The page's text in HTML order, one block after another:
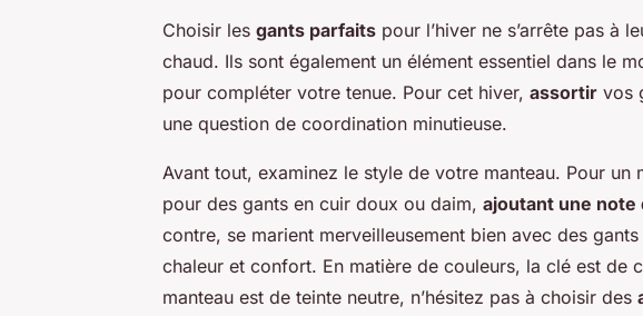
Choisir les gants parfaits pour l’hiver ne s’arrête pas à
chaud. Ils sont également un élément essentiel dans le
pour compléter votre tenue. Pour cet hiver, assortir vos
une question de coordination minutieuse.
Avant tout, examinez le style de votre manteau. Pour un
pour des gants en cuir doux ou daim, ajoutant une note
contre, se marient merveilleusement bien avec des
chaleur et confort. En matière de couleurs, la clé est de
manteau est de teinte neutre, n’hésitez pas à choisir des